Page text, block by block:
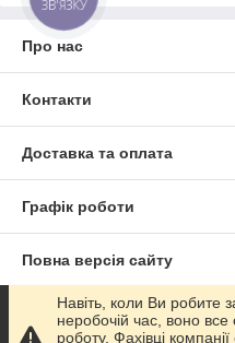
Про нас
Контакти
Доставка та оплата
Графік роботи
Повна версія сайту
Сайт створено на
Навіть, коли Ви робите
неробочій час, воно
роботу. Фахівці
ЗВ'ЯЗКУ